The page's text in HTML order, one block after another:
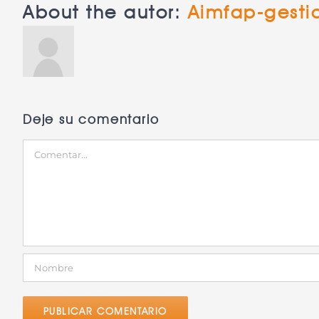
About the autor:Aimfap-
Deje su comentario
Comentar